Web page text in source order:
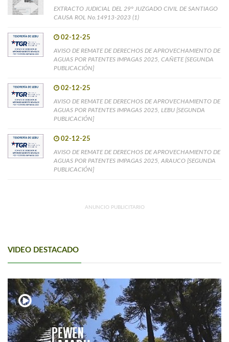
EXTRACTO JUDICIAL DEL 29° JUZGADO CIVIL DE SANTIAGO
CAUSA ROL No.14913-2023 (1)
02-12-25
AVISO DE REMATE DE DERECHOS DE APROVECHAMIENTO DE
AGUAS POR PATENTES IMPAGAS 2025, CAÑETE [SEGUNDA
PUBLICACIÓN]
02-12-25
AVISO DE REMATE DE DERECHOS DE APROVECHAMIENTO DE
AGUAS POR PATENTES IMPAGAS 2025, LEBU [SEGUNDA
PUBLICACIÓN]
02-12-25
AVISO DE REMATE DE DERECHOS DE APROVECHAMIENTO DE
AGUAS POR PATENTES IMPAGAS 2025, ARAUCO [SEGUNDA
PUBLICACIÓN]
ANUNCIO PUBLICITARIO
VIDEO DESTACADO